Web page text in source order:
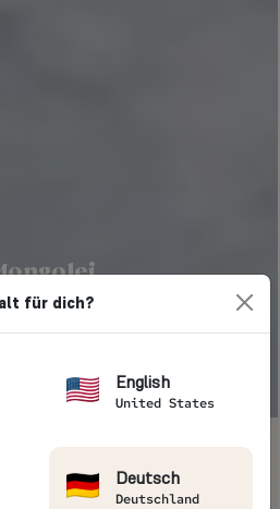
REISELEITER
für dich?
English
United States
Deutsch
Deutschland